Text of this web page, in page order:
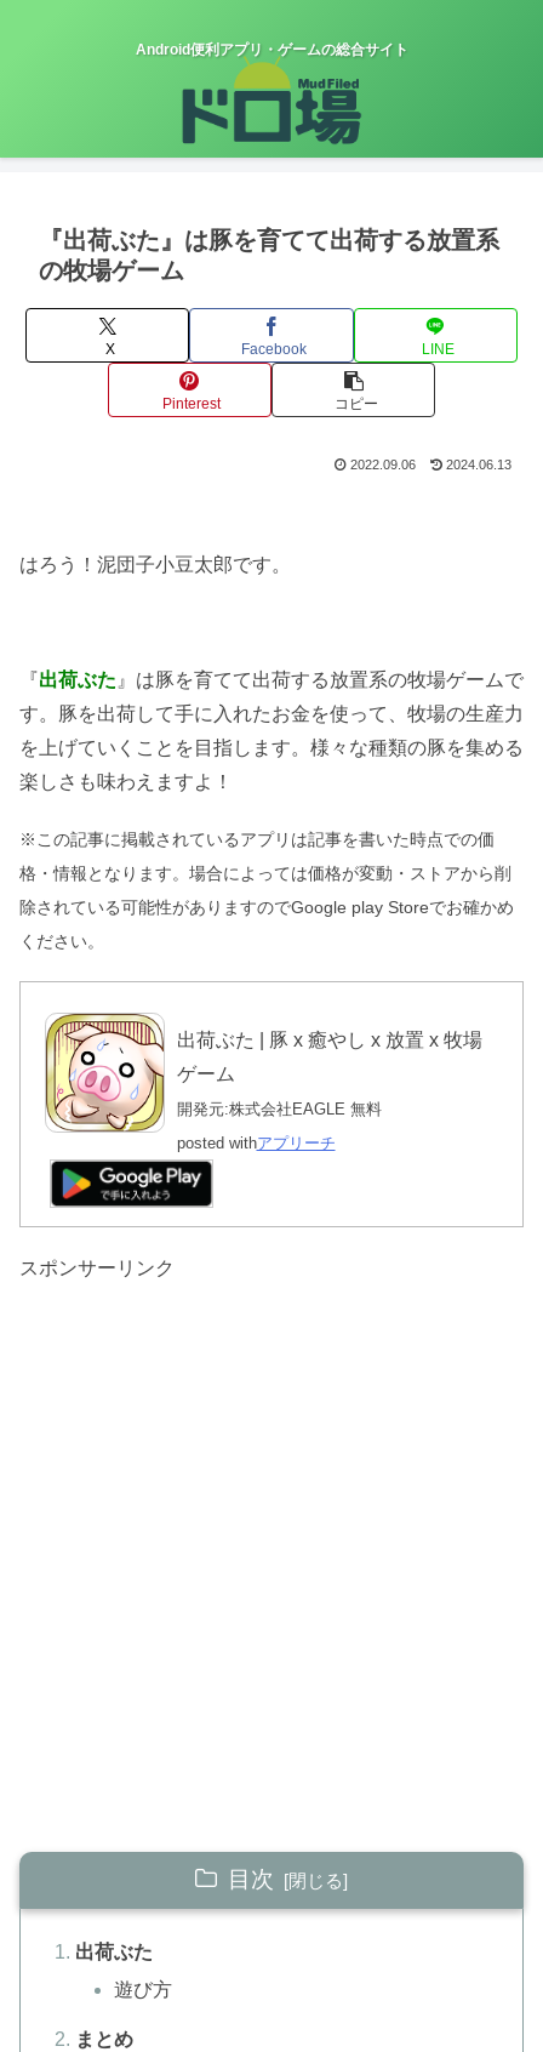
Android便利アプリ・ゲームの総合サイト
『出荷ぶた』は豚を育てて出荷する放置系
の牧場ゲーム
X Facebook LINE
Pinterest コピー
2022.09.06 2024.06.13
はろう！泥団子小豆太郎です。
『出荷ぶた 』は豚を育てて出荷する放置系の牧場ゲームで
す。豚を出荷して手に入れたお金を使って、牧場の生産力
を上げていくことを目指します。様々な種類の豚を集める
楽しさも味わえますよ！
※この記事に掲載されているアプリは記事を書いた時点での価
格・情報となります。場合によっては価格が変動・ストアから削
除されている可能性がありますのでGoogle play Storeでお確かめ
ください。
出荷ぶた | 豚 x 癒やし x 放置 x 牧場
ゲーム
開発元:株式会社EAGLE 無料
posted withアプリーチ
スポンサーリンク
目次
出荷ぶた
遊び方
まとめ